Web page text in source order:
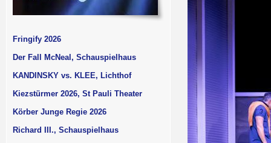
Fringify 2026
Der Fall McNeal, Schauspielhaus
KANDINSKY vs. KLEE, Lichthof
Kiezstürmer 2026, St Pauli Theater
Körber Junge Regie 2026
Richard III., Schauspielhaus